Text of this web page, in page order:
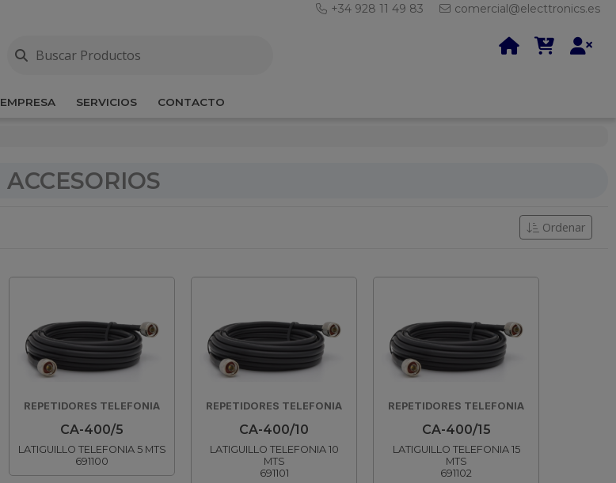
+34 928 11 49 83 comercial@electtronics.es
EMPRESA SERVICIOS CONTACTO
ACCESORIOS
Ordenar
REPETIDORES TELEFONIA
CA-400/5
LATIGUILLO TELEFONIA 5 MTS
691100
REPETIDORES TELEFONIA
CA-400/10
LATIGUILLO TELEFONIA 10
MTS
691101
REPETIDORES TELEFONIA
CA-400/15
LATIGUILLO TELEFONIA 15
MTS
691102